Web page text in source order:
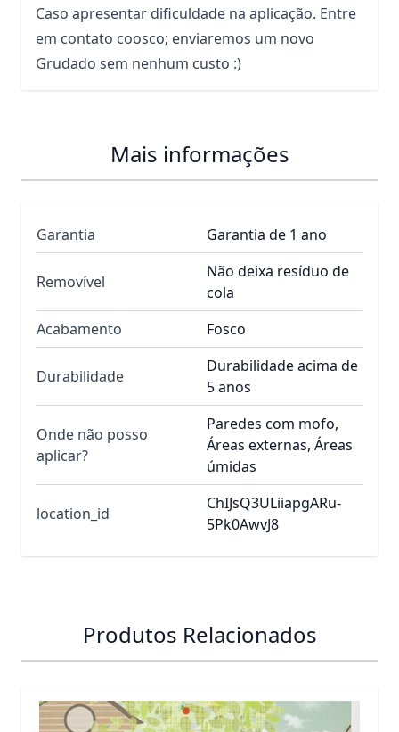
Caso apresentar dificuldade na aplicação. Entre
em contato coosco; enviaremos um novo
Grudado sem nenhum custo :)
Mais informações
Garantia Garantia de 1 ano
Removível
Não deixa resíduo de
cola
Acabamento
Fosco
Durabilidade
Durabilidade acima de
5 anos
Onde não posso
aplicar?
Paredes com mofo,
Áreas externas, Áreas
úmidas
location_id
ChIJsQ3ULiiapgARu-
5Pk0AwvJ8
Produtos Relacionados